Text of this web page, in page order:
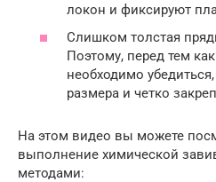
локон и фиксируют
Слишком толстая
Поэтому, перед тем
необходимо
размера и четко
На этом видео вы можете
выполнение химической
методами: